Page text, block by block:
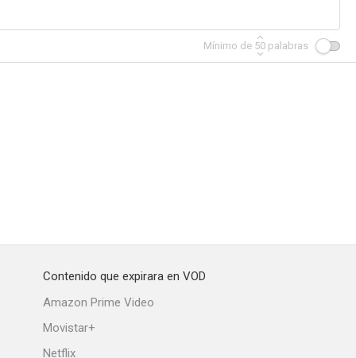
Mínimo de 50 palabras
Contenido que expirara en VOD
Amazon Prime Video
Movistar+
Netflix